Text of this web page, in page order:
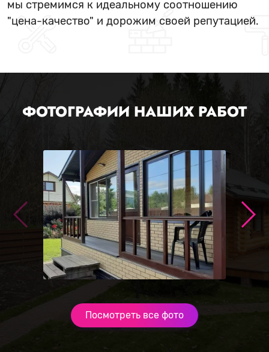
мы стремимся к идеальному соотношению
"цена-качество" и дорожим своей репутацией.
ФОТОГРАФИИ НАШИХ РАБОТ
Посмотреть все фото